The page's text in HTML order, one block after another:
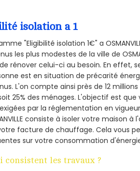
isolation a 1
"Eligibilité isolation 1€" a
les plus modestes de la ville de
rénover celui-ci au besoin. En effet,
est en situation de précarité
L'on compte ainsi près de 12
25% des ménages.L'objectif est
par la réglementation en
consiste à isoler votre maison
facture de chauffage. Cela vous
sur votre consommation
consistent les travaux ?